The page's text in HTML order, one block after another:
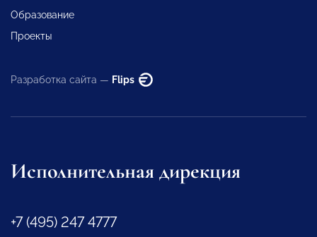
Образование
Проекты
Разработка сайта — Flips
Исполнительная дирекция
+7 (495) 247 4777